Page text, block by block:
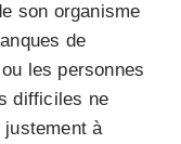
son organisme
de
les personnes
difficiles ne
justement à